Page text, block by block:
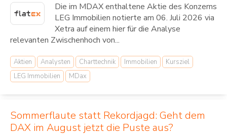
Die im MDAX enthaltene Aktie des Konzerns
LEG Immobilien notierte am 06. Juli 2026 via
Xetra auf einem hier für die Analyse
relevanten Zwischenhoch von...
Aktien Analysten Charttechnik Immobilien
Kursziel
LEG Immobilien
MDax
Sommerflaute statt Rekordjagd: Geht dem
DAX im August jetzt die Puste aus?